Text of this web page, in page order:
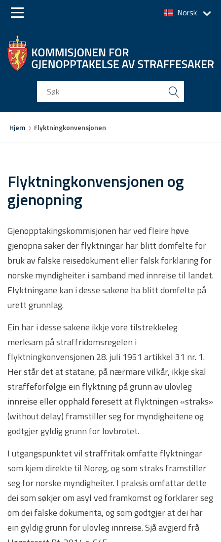
to
to
Norsk
Hjem Flyktningkonvensjonen
Flyktningkonvensjonen og
gjenopning
Gjenopptakingskommisjonen har ved fleire høve
gjenopna saker der flyktningar har blitt domfelte for
bruk av falske reisedokument eller falsk forklaring for
norske myndigheiter i samband med innreise til landet.
Flyktningane kan i desse sakene ha blitt domfelte på
urett grunnlag.
Ein har i desse sakene ikkje vore tilstrekkeleg
merksam på straffridomsregelen i
flyktningkonvensjonen 28. juli 1951 artikkel 31 nr. 1.
Her står det at statane, på nærmare vilkår, ikkje skal
straffeforfølgje ein flyktning på grunn av ulovleg
innreise eller opphald føresett at flyktningen «straks»
(without delay) framstiller seg for myndigheitene og
godtgjer gyldig grunn for lovbrotet.
I utgangspunktet vil straffritak omfatte flyktningar
som kjem direkte til Noreg, og som straks framstiller
seg for norske myndigheiter. I praksis omfattar dette
dei som søkjer om asyl ved framkomst og forklarer seg
om dei falske dokumenta, og som godtgjer at dei har
ein gyldig grunn for ulovleg innreise. Sjå avgjerd frå